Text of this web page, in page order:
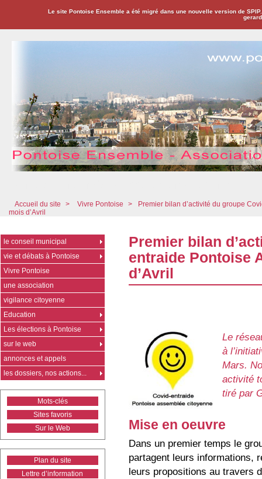
Le site Pontoise Ensemble a été migré dans une nouvelle version de
Accueil du site > Vivre Pontoise >
Premier bilan d’activité du groupe
mois d’Avril
Premier bilan
entraide Pontoise
d’Avril
Le
à
Mars.
activité
tiré par
Mise en oeuvre
Dans un premier temps le
partagent leurs informations,
leurs propositions au travers
le conseil municipal
vie et débats à Pontoise
Vivre Pontoise
une association
vigilance citoyenne
Education
Les élections à Pontoise
sur le web
annonces et appels
les dossiers, nos actions...
Mots-clés
Sites favoris
Sur le Web
Plan du site
Lettre d’information